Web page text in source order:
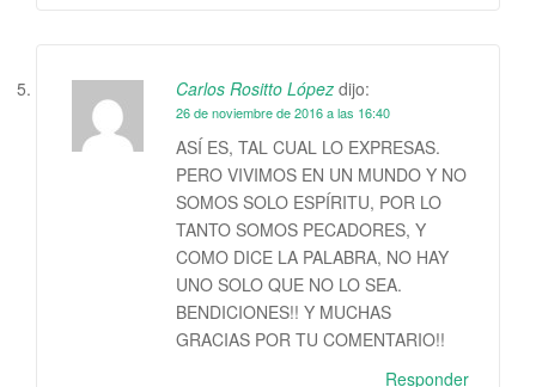
Carlos Rositto López dijo:
26 de noviembre de 2016 a las 16:40
ASÍ ES, TAL CUAL LO EXPRESAS.
PERO VIVIMOS EN UN MUNDO Y NO
SOMOS SOLO ESPÍRITU, POR LO
TANTO SOMOS PECADORES, Y
COMO DICE LA PALABRA, NO HAY
UNO SOLO QUE NO LO SEA.
BENDICIONES!! Y MUCHAS
GRACIAS POR TU COMENTARIO!!
Responder